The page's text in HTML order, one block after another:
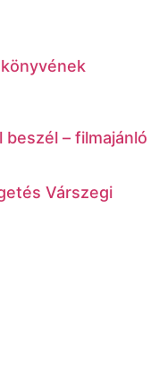
beszél – filmajánló
Várszegi